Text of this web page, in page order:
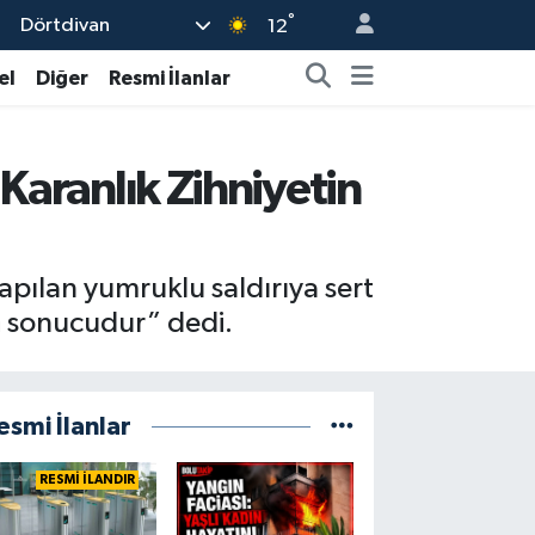
Dörtdivan 12°
Diğer Resmi İlanlar
Zihniyetin
yumruklu saldırıya sert
sonucudur” dedi.
İlanlar
RESMİ İLANDIR